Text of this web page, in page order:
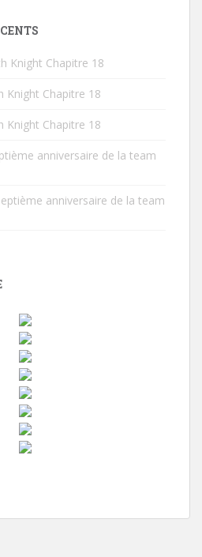
Knight Chapitre 18
Knight Chapitre 18
Knight Chapitre 18
anniversaire de la team
anniversaire de la team